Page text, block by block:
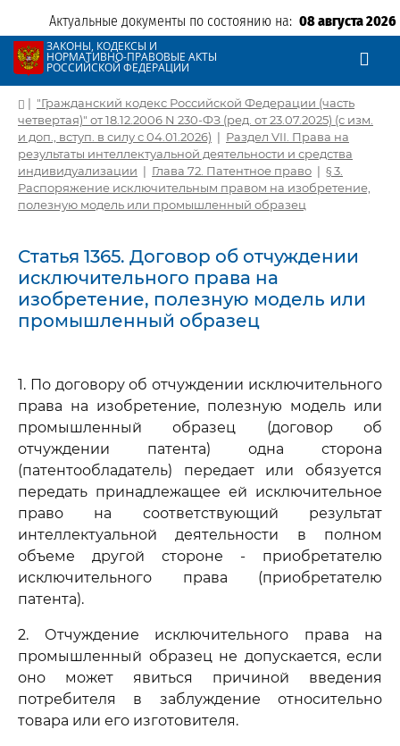
Актуальные документы по состоянию на: 08 августа 2026
ЗАКОНЫ, КОДЕКСЫ И
НОРМАТИВНО-ПРАВОВЫЕ АКТЫ
РОССИЙСКОЙ ФЕДЕРАЦИИ
| "Гражданский кодекс Российской Федерации (часть
четвертая)" от 18.12.2006 N 230-ФЗ (ред. от 23.07.2025) (с изм.
и доп., вступ. в силу с 04.01.2026) | Раздел VII. Права на
результаты интеллектуальной деятельности и средства
индивидуализации | Глава 72. Патентное право | § 3.
Распоряжение исключительным правом на изобретение,
полезную модель или промышленный образец
Статья 1365. Договор об отчуждении
исключительного права на
изобретение, полезную модель или
промышленный образец
1. По договору об отчуждении исключительного
права на изобретение, полезную модель или
промышленный образец (договор об
отчуждении патента) одна сторона
(патентообладатель) передает или обязуется
передать принадлежащее ей исключительное
право на соответствующий результат
интеллектуальной деятельности в полном
объеме другой стороне - приобретателю
исключительного права (приобретателю
патента).
2. Отчуждение исключительного права на
промышленный образец не допускается, если
оно может явиться причиной введения
потребителя в заблуждение относительно
товара или его изготовителя.